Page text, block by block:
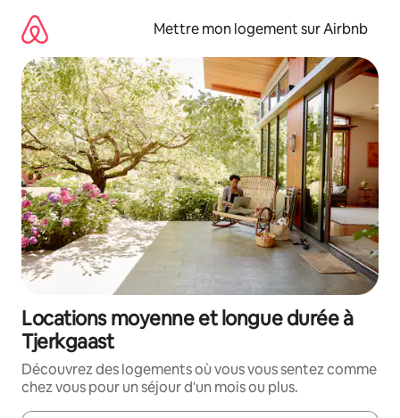
directement
contenu
Mettre mon logement sur Airbnb
Locations moyenne et longue durée à
Tjerkgaast
Découvrez des logements où vous vous sentez comme
chez vous pour un séjour d'un mois ou plus.